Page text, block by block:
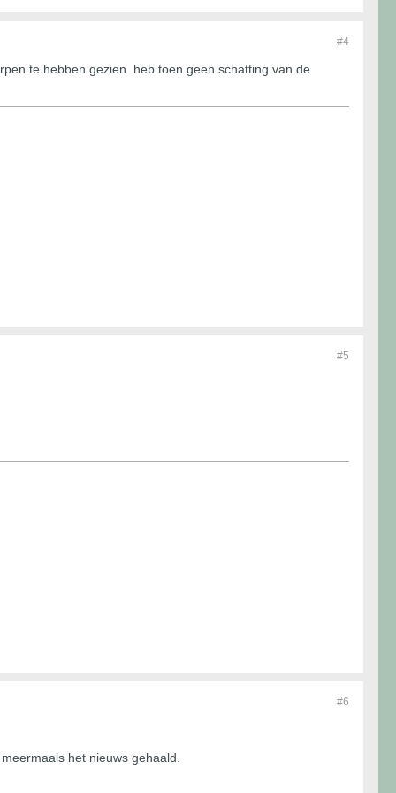
#4
te hebben gezien. heb toen geen schatting van de
#5
#6
het nieuws gehaald.